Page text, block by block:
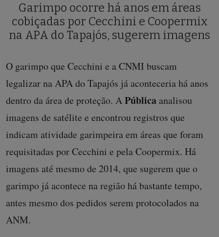
Garimpo ocorre há anos em áreas
cobiçadas por Cecchini e Coopermix
na APA do Tapajós, sugerem imagens
O garimpo que Cecchini e a CNMI buscam
legalizar na APA do Tapajós já aconteceria há anos
dentro da área de proteção. APública analisou
imagens de satélite e encontrou registros que
indicam atividade garimpeira em áreas que foram
requisitadas por Cecchini e pela Coopermix. Há
imagens até mesmo de 2014, que sugerem que o
garimpo já acontece na região há bastante tempo,
antes mesmo dos pedidos serem protocolados na
ANM.